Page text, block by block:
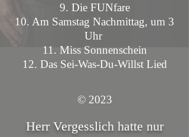
9. Die FUNfare
10. Am Samstag Nachmittag, um 3
Uhr
11. Miss Sonnenschein
12. Das Sei-Was-Du-Willst Lied
© 2023
Herr Vergesslich hatte nur